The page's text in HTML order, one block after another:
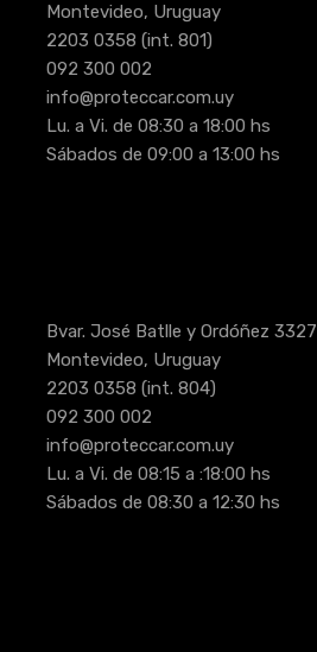
Montevideo, Uruguay
2203 0358 (int. 801)
092 300 002
info@proteccar.com.uy
Lu. a Vi. de 08:30 a 18:00 hs
Sábados de 09:00 a 13:00 hs
Bvar. José Batlle y Ordóñez 3327
Montevideo, Uruguay
2203 0358 (int. 804)
092 300 002
info@proteccar.com.uy
Lu. a Vi. de 08:15 a :18:00 hs
Sábados de 08:30 a 12:30 hs